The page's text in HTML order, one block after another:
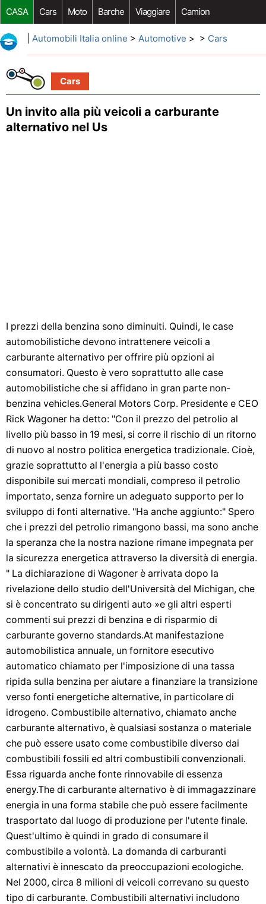
CASA Cars Moto Barche Viaggiare Camion
Riparazione Auto Acquisto Auto Car Opzioni Aftermarket
Automobili Italia online > Automotive > > Cars
Cars
Un invito alla più veicoli a carburante
alternativo nel Us
I prezzi della benzina sono diminuiti. Quindi, le case
automobilistiche devono intrattenere veicoli a
carburante alternativo per offrire più opzioni ai
consumatori. Questo è vero soprattutto alle case
automobilistiche che si affidano in gran parte non-
benzina vehicles.General Motors Corp. Presidente e CEO
Rick Wagoner ha detto: "Con il prezzo del petrolio al
livello più basso in 19 mesi, si corre il rischio di un ritorno
di nuovo al nostro politica energetica tradizionale. Cioè,
grazie soprattutto al l'energia a più basso costo
disponibile sui mercati mondiali, compreso il petrolio
importato, senza fornire un adeguato supporto per lo
sviluppo di fonti alternative. "Ha anche aggiunto:" Spero
che i prezzi del petrolio rimangono bassi, ma sono anche
la speranza che la nostra nazione rimane impegnata per
la sicurezza energetica attraverso la diversità di energia.
" La dichiarazione di Wagoner è arrivata dopo la
rivelazione dello studio dell'Università del Michigan, che
si è concentrato su dirigenti auto »e gli altri esperti
commenti sui prezzi di benzina e di risparmio di
carburante governo standards.At manifestazione
automobilistica annuale, un fornitore esecutivo
automatico chiamato per l'imposizione di una tassa
ripida sulla benzina per aiutare a finanziare la transizione
verso fonti energetiche alternative, in particolare di
idrogeno. Combustibile alternativo, chiamato anche
carburante alternativo, è qualsiasi sostanza o materiale
che può essere usato come combustibile diverso dai
combustibili fossili ed altri combustibili convenzionali.
Essa riguarda anche fonte rinnovabile di essenza
energy.The di carburante alternativo è di immagazzinare
energia in una forma stabile che può essere facilmente
trasportato dal luogo di produzione per l'utente finale.
Quest'ultimo è quindi in grado di consumare il
combustibile a volontà. La domanda di carburanti
alternativi è innescato da preoccupazioni ecologiche.
Nel 2000, circa 8 milioni di veicoli correvano su questo
tipo di carburante. Combustibili alternativi includono